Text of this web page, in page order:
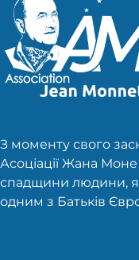
З моменту свого
Асоціації Жана
спадщини людини,
одним з Батьків